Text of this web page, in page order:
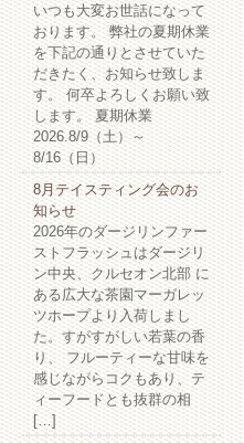
いつも大変お世話になって
おります。 弊社の夏期休業
を下記の通りとさせていた
だきたく、お知らせ致しま
す。 何卒よろしくお願い致
します。 夏期休業
2026.8/9（土）～
8/16（日）
8月テイスティング会のお
知らせ
2026年のダージリンファー
ストフラッシュはダージリ
ン中央、クルセオン北部 に
ある広大な茶園マーガレッ
ツホープより入荷しまし
た。すがすがしい若葉の香
り、 フルーティーな甘味を
感じながらコクもあり、テ
ィーフードとも抜群の相
[…]